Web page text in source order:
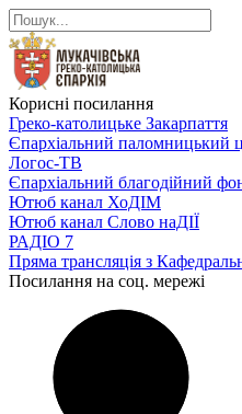
Корисні посилання
Греко-католицьке Закарпаття
Єпархіальний паломницький
Логос-ТВ
Єпархіальний благодійний
Ютюб канал ХоДІМ
Ютюб канал Слово наДІЇ
РАДІО 7
Пряма трансляція з
Посилання на соц. мережі